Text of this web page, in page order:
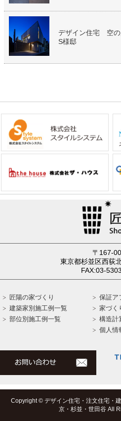
デザイン住宅 空の
S様邸
〒167-
東京都杉並区西荻
FAX:03-
匠陽の家づくり
建築家別施工例一覧
部位別施工例一覧
保証ア
家づく
構造計
個人情
Copyright © デザイン住宅・注文住宅・
京・杉並・世田谷 All